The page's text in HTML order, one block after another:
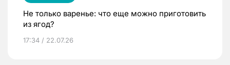
Не только варенье: что еще можно приготовить
из ягод?
17:34 / 22.07.26